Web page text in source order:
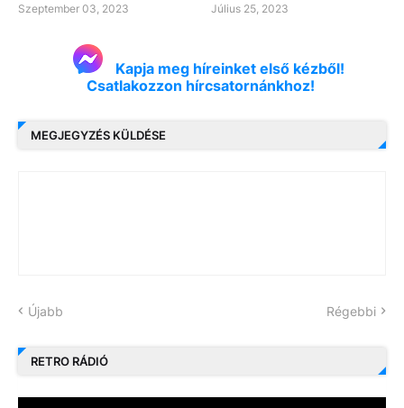
Szeptember 03, 2023 Július 25, 2023
Kapja meg híreinket első kézből!
Csatlakozzon hírcsatornánkhoz!
MEGJEGYZÉS KÜLDÉSE
Újabb Régebbi
RETRO RÁDIÓ